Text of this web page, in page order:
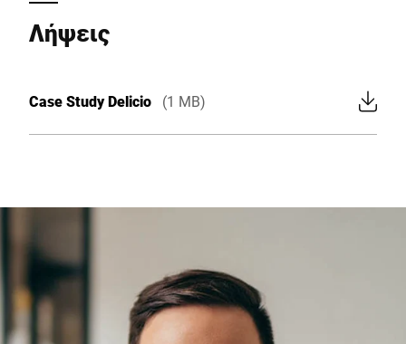
Λήψεις
Case Study Delicio (1 MB)